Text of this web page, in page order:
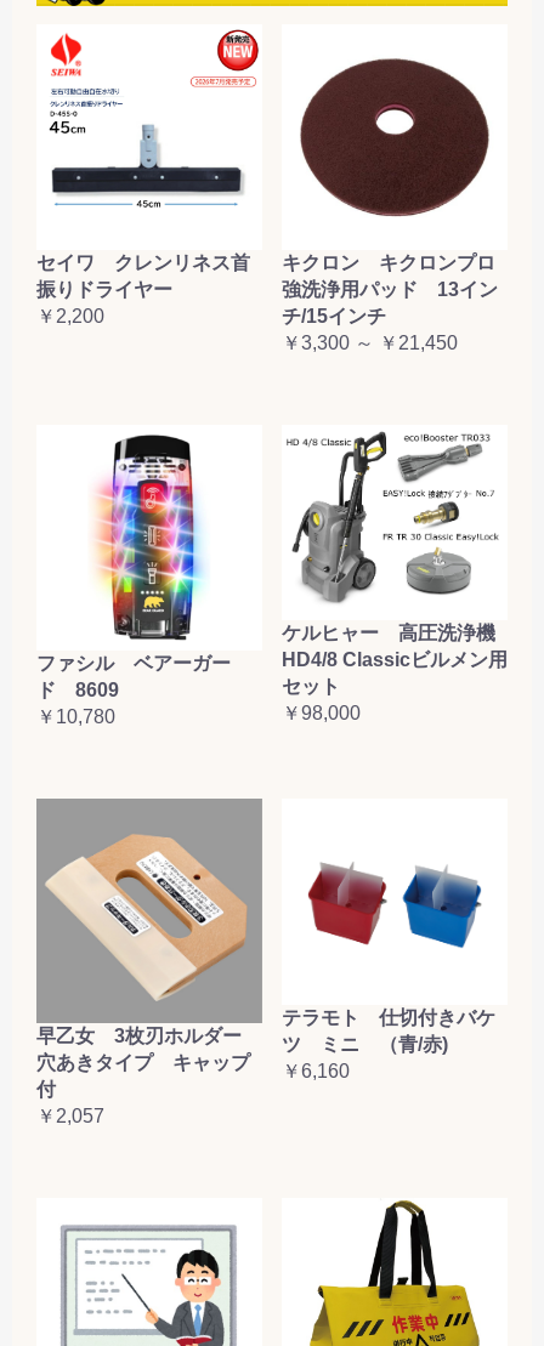
セイワ クレンリネス首
振りドライヤー
￥2,200
キクロン キクロンプロ
強洗浄用パッド 13イン
チ/15インチ
￥3,300 ～ ￥21,450
ファシル ベアーガー
ド 8609
￥10,780
ケルヒャー 高圧洗浄機
HD4/8 Classicビルメン用
セット
￥98,000
早乙女 3枚刃ホルダー
穴あきタイプ キャップ
付
￥2,057
テラモト 仕切付きバケ
ツ ミニ （青/赤)
￥6,160